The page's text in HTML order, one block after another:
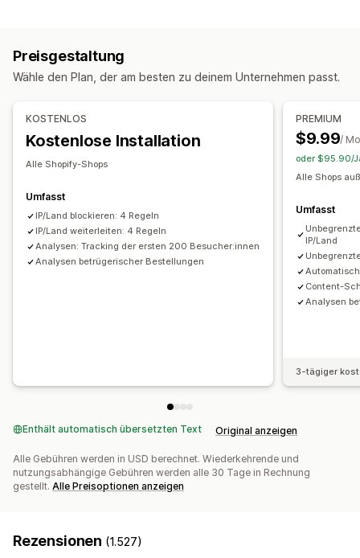
Blockierlisten
Geolocation-Weiterleitungen
Blockieren von Spam
Bot-Erkennung Betrugsfilter
Betrugsbenachrichtigungen
Risikoberichte
Vertretungen Whitelist
Lokalisierungseinstellungen
Preisgestaltung
Wähle den Plan, der am besten zu deinem Unternehmen passt.
KOSTENLOS
Kostenlose Installation
Alle Shopify-Shops
Umfasst
IP/Land blockieren: 4 Regeln
IP/Land weiterleiten: 4 Regeln
Analysen: Tracking der ersten 200 Besucher:innen
Analysen betrügerischer Bestellungen
PREMIUM
$9.99/
oder $95.90/
Alle Shops
Umfasst
IP/Land
Content-
Analysen
3-tägiger
Enthält automatisch übersetzten Text Original anzeigen
Alle Gebühren werden in USD berechnet. Wiederkehrende und
nutzungsabhängige Gebühren werden alle 30 Tage in Rechnung
gestellt. Alle Preisoptionen anzeigen
Rezensionen (1.527)